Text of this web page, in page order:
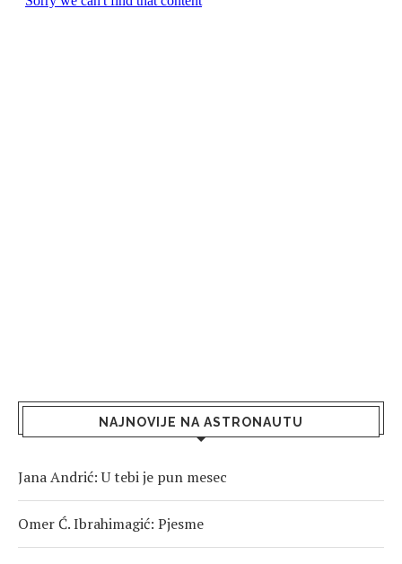
NAJNOVIJE NA ASTRONAUTU
Jana Andrić: U tebi je pun mesec
Omer Ć. Ibrahimagić: Pjesme